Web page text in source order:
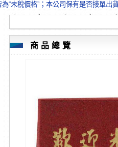
“未稅價格”；本公司保有是否接單出
動，下單前請先跟客服人員確認最新
“未稅價格”；本公司保有是否接單出
現短缺，遂待客服人員跟您確認訂單
“未稅價格”；本公司保有是否接單出
動漲幅甚大，部份上游供應商已採取
“未稅價格”；本公司保有是否接單出
動，下單前請先跟客服人員確認最新
“未稅價格”；本公司保有是否接單出
現短缺，遂待客服人員跟您確認訂單
“未稅價格”；本公司保有是否接單出
商品總覽